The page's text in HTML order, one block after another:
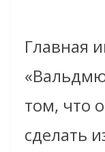
Главная
том, что
сделать